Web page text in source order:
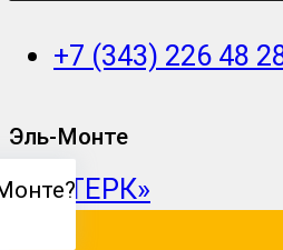
+7 (343) 226 48
Эль-Монте
?